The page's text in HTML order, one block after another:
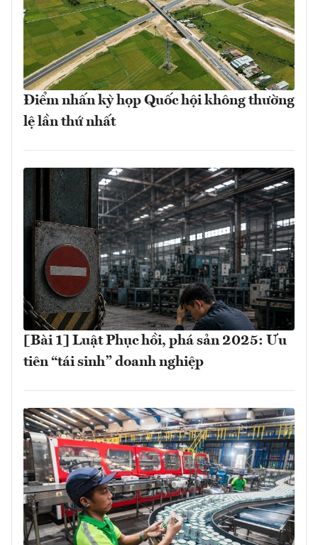
Điểm nhấn kỳ họp Quốc hội không thường
lệ lần thứ nhất
[Bài 1] Luật Phục hồi, phá sản 2025: Ưu
tiên “tái sinh” doanh nghiệp